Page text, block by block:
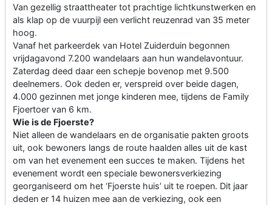
Van gezellig straattheater tot prachtige lichtkunstwerken en
als klap op de vuurpijl een verlicht reuzenrad van 35 meter
hoog.
Vanaf het parkeerdek van Hotel Zuiderduin begonnen
vrijdagavond 7.200 wandelaars aan hun wandelavontuur.
Zaterdag deed daar een schepje bovenop met 9.500
deelnemers. Ook deden er, verspreid over beide dagen,
4.000 gezinnen met jonge kinderen mee, tijdens de Family
Fjoertoer van 6 km.
Wie is de Fjoerste?
Niet alleen de wandelaars en de organisatie pakten groots
uit, ook bewoners langs de route haalden alles uit de kast
om van het evenement een succes te maken. Tijdens het
evenement wordt een speciale bewonersverkiezing
georganiseerd om het ‘Fjoerste huis’ uit te roepen. Dit jaar
deden er 14 huizen mee aan de verkiezing, ook een